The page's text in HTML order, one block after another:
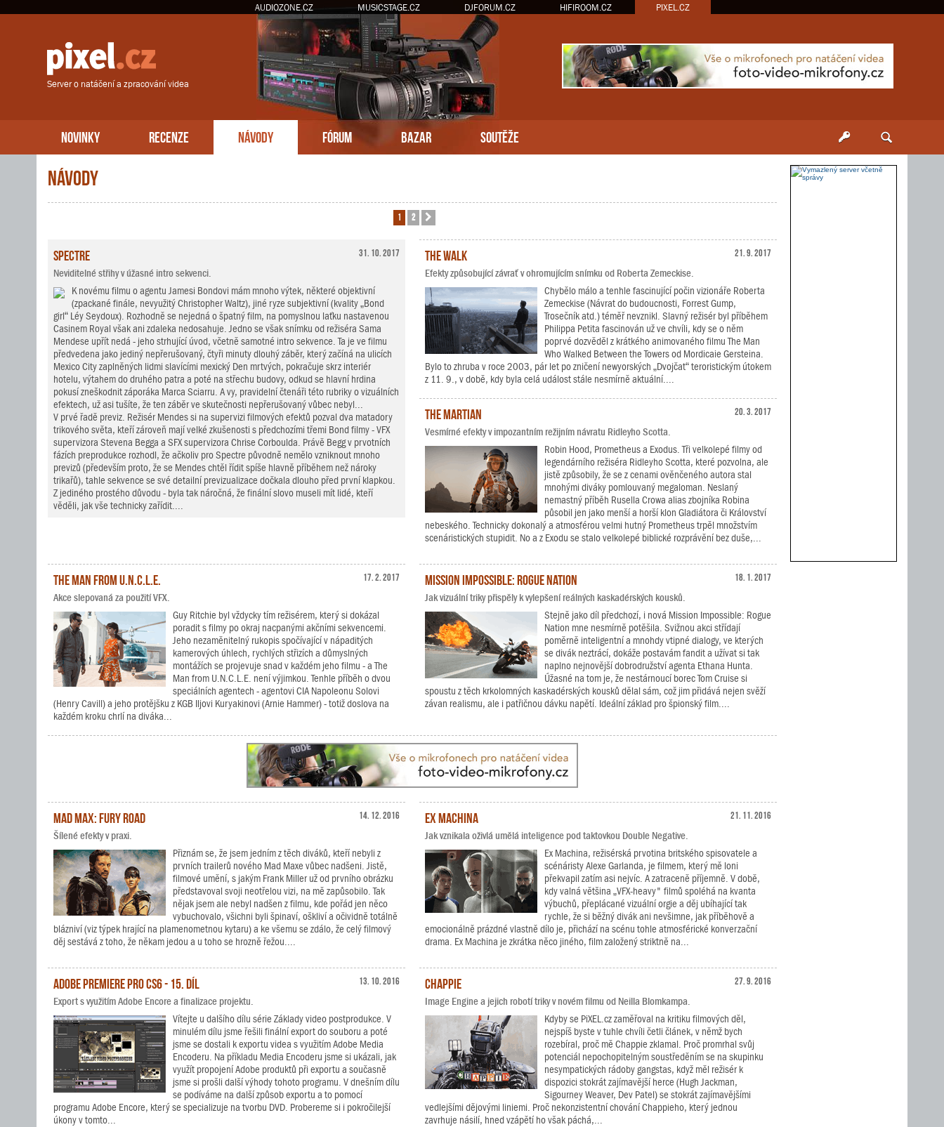
AUDIOZONE.CZ MUSICSTAGE.CZ DJFORUM.CZ HIFIROOM.CZ PIXEL.CZ
Server o natáčení a zpracování videa
NOVINKY RECENZE NÁVODY FÓRUM BAZAR SOUTĚŽE
Návody
1 2
31. 10. 2017
Spectre
Neviditelné střihy v úžasné intro sekvenci.
K novému filmu o agentu Jamesi Bondovi mám mnoho výtek, některé objektivní
(zpackané finále, nevyužitý Christopher Waltz), jiné ryze subjektivní (kvality „Bond
girl“ Léy Seydoux). Rozhodně se nejedná o špatný film, na pomyslnou laťku nastavenou
Casinem Royal však ani zdaleka nedosahuje. Jedno se však snímku od režiséra Sama
Mendese upřít nedá - jeho strhující úvod, včetně samotné intro sekvence. Ta je ve filmu
předvedena jako jediný nepřerušovaný, čtyři minuty dlouhý záběr, který začíná na ulicích
Mexico City zaplněných lidmi slavícími mexický Den mrtvých, pokračuje skrz interiér
hotelu, výtahem do druhého patra a poté na střechu budovy, odkud se hlavní hrdina
pokusí zneškodnit záporáka Marca Sciarru. A vy, pravidelní čtenáři této rubriky o vizuálních
efektech, už asi tušíte, že ten záběr ve skutečnosti nepřerušovaný vůbec nebyl...
V prvé řadě previz. Režisér Mendes si na supervizi filmových efektů pozval dva matadory
trikového světa, kteří zároveň mají velké zkušenosti s předchozími třemi Bond filmy - VFX
supervizora Stevena Begga a SFX supervizora Chrise Corboulda. Právě Begg v prvotních
fázích preprodukce rozhodl, že ačkoliv pro Spectre původně nemělo vzniknout mnoho
previzů (především proto, že se Mendes chtěl řídit spíše hlavně příběhem než nároky
trikařů), tahle sekvence se své detailní previzualizace dočkala dlouho před první klapkou.
Z jediného prostého důvodu - byla tak náročná, že finální slovo museli mít lidé, kteří
věděli, jak vše technicky zařídit....
21. 9. 2017
The Walk
Efekty způsobující závrať v ohromujícím snímku od Roberta Zemeckise.
Chybělo málo a tenhle fascinující počin vizionáře Roberta
Zemeckise (Návrat do budoucnosti, Forrest Gump,
Trosečník atd.) téměř nevznikl. Slavný režisér byl příběhem
Philippa Petita fascinován už ve chvíli, kdy se o něm
poprvé dozvěděl z krátkého animovaného filmu The Man
Who Walked Between the Towers od Mordicaie Gersteina.
Bylo to zhruba v roce 2003, pár let po zničení newyorských „Dvojčat“ teroristickým útokem
z 11. 9., v době, kdy byla celá událost stále nesmírně aktuální....
20. 3. 2017
The Martian
Vesmírné efekty v impozantním režijním návratu Ridleyho Scotta.
Robin Hood, Prometheus a Exodus. Tři velkolepé filmy od
legendárního režiséra Ridleyho Scotta, které pozvolna, ale
jistě způsobily, že se z cenami ověnčeného autora stal
mnohými diváky pomlouvaný megaloman. Neslaný
nemastný příběh Rusella Crowa alias zbojníka Robina
působil jen jako menší a horší klon Gladiátora či Království
nebeského. Technicky dokonalý a atmosférou velmi hutný Prometheus trpěl množstvím
scenáristických stupidit. No a z Exodu se stalo velkolepé biblické rozprávění bez duše,...
17. 2. 2017
The Man from U.N.C.L.E.
Akce slepovaná za použití VFX.
Guy Ritchie byl vždycky tím režisérem, který si dokázal
poradit s filmy po okraj nacpanými akčními sekvencemi.
Jeho nezaměnitelný rukopis spočívající v nápaditých
kamerových úhlech, rychlých střizích a důmyslných
montážích se projevuje snad v každém jeho filmu - a The
Man from U.N.C.L.E. není výjimkou. Tenhle příběh o dvou
speciálních agentech - agentovi CIA Napoleonu Solovi
(Henry Cavill) a jeho protějšku z KGB Iljovi Kuryakinovi (Arnie Hammer) - totiž doslova na
každém kroku chrlí na diváka...
18. 1. 2017
Mission Impossible: Rogue Nation
Jak vizuální triky přispěly k vylepšení reálných kaskadérských kousků.
Stejně jako díl předchozí, i nová Mission Impossible: Rogue
Nation mne nesmírně potěšila. Svižnou akci střídají
poměrně inteligentní a mnohdy vtipné dialogy, ve kterých
se divák neztrácí, dokáže postavám fandit a užívat si tak
naplno nejnovější dobrodružství agenta Ethana Hunta.
Úžasné na tom je, že nestárnoucí borec Tom Cruise si
spoustu z těch krkolomných kaskadérských kousků dělal sám, což jim přidává nejen svěží
závan realismu, ale i patřičnou dávku napětí. Ideální základ pro špionský film....
14. 12. 2016
Mad Max: Fury Road
Šílené efekty v praxi.
Přiznám se, že jsem jedním z těch diváků, kteří nebyli z
prvních trailerů nového Mad Maxe vůbec nadšeni. Jistě,
filmové umění, s jakým Frank Miller už od prvního obrázku
představoval svoji neotřelou vizi, na mě zapůsobilo. Tak
nějak jsem ale nebyl nadšen z filmu, kde pořád jen něco
vybuchovalo, všichni byli špinaví, oškliví a očividně totálně
blázniví (viz týpek hrající na plamenometnou kytaru) a ke všemu se zdálo, že celý filmový
děj sestává z toho, že někam jedou a u toho se hrozně řežou....
21. 11. 2016
Ex Machina
Jak vznikala oživlá umělá inteligence pod taktovkou Double Negative.
Ex Machina, režisérská prvotina britského spisovatele a
scénáristy Alexe Garlanda, je filmem, který mě loni
překvapil zatím asi nejvíc. A zatraceně příjemně. V době,
kdy valná většina „VFX-heavy" filmů spoléhá na kvanta
výbuchů, přeplácané vizuální orgie a děj ubíhající tak
rychle, že si běžný divák ani nevšimne, jak příběhově a
emocionálně prázdné vlastně dílo je, přichází na scénu tohle atmosférické konverzační
drama. Ex Machina je zkrátka něco jiného, film založený striktně na...
13. 10. 2016
Adobe Premiere Pro CS6 - 15. díl
Export s využitím Adobe Encore a finalizace projektu.
Vítejte u dalšího dílu série Základy video postprodukce. V
minulém dílu jsme řešili finální export do souboru a poté
jsme se dostali k exportu videa s využitím Adobe Media
Encoderu. Na příkladu Media Encoderu jsme si ukázali, jak
využít propojení Adobe produktů při exportu a současně
jsme si prošli další výhody tohoto programu. V dnešním dílu
se podíváme na další způsob exportu a to pomocí
programu Adobe Encore, který se specializuje na tvorbu DVD. Probereme si i pokročilejší
úkony v tomto...
27. 9. 2016
Chappie
Image Engine a jejich robotí triky v novém filmu od Neilla Blomkampa.
Kdyby se PiXEL.cz zaměřoval na kritiku filmových děl,
nejspíš byste v tuhle chvíli četli článek, v němž bych
rozebíral, proč mě Chappie zklamal. Proč promrhal svůj
potenciál nepochopitelným soustředěním se na skupinku
nesympatických rádoby gangstas, když měl režisér k
dispozici stokrát zajímavější herce (Hugh Jackman,
Sigourney Weaver, Dev Patel) se stokrát zajímavějšími
vedlejšími dějovými liniemi. Proč nekonzistentní chování Chappieho, který jednou
zavrhuje násilí, hned vzápětí ho však páchá,...